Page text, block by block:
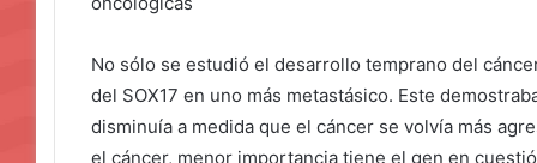
No sólo se estudió el desarrollo temprano del
del SOX17 en uno más metastásico. Este
disminuía a medida que el cáncer se volvía más
el cáncer, menor importancia tiene el gen en